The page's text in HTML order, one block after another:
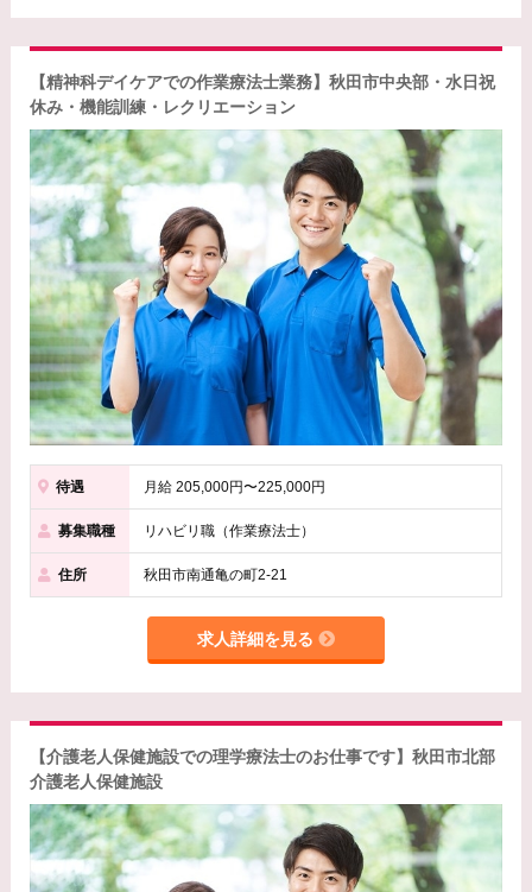
【精神科デイケアでの作業療法士業務】秋田市中央部・水日祝
休み・機能訓練・レクリエーション
待遇 月給 205,000円〜225,000円
募集職種 リハビリ職（作業療法士）
住所 秋田市南通亀の町2-21
求人詳細を見る
【介護老人保健施設での理学療法士のお仕事です】秋田市北部
介護老人保健施設